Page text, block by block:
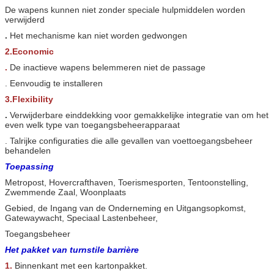
De wapens kunnen niet zonder speciale hulpmiddelen worden
verwijderd
. Het mechanisme kan niet worden gedwongen
2.Economic
. De inactieve wapens belemmeren niet de passage
. Eenvoudig te installeren
3.Flexibility
. Verwijderbare einddekking voor gemakkelijke integratie van om het
even welk type van toegangsbeheerapparaat
. Talrijke configuraties die alle gevallen van voettoegangsbeheer
behandelen
Toepassing
Metropost, Hovercrafthaven, Toerismesporten, Tentoonstelling,
Zwemmende Zaal, Woonplaats
Gebied, de Ingang van de Onderneming en Uitgangsopkomst,
Gatewaywacht, Speciaal Lastenbeheer,
Toegangsbeheer
Het pakket van turnstile barrière
1. Binnenkant met een kartonpakket.